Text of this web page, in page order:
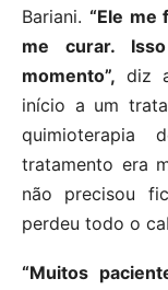
Bariani. “Ele me
me curar.
momento”, diz
início a um
quimioterapia
tratamento era
não precisou
perdeu todo o
“Muitos